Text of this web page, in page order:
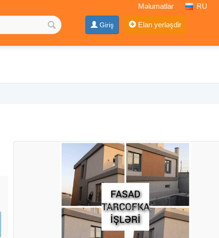
Məlumatlar RU
Giriş Elan yerləşdir